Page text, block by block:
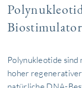
Polynukleotide
hoher